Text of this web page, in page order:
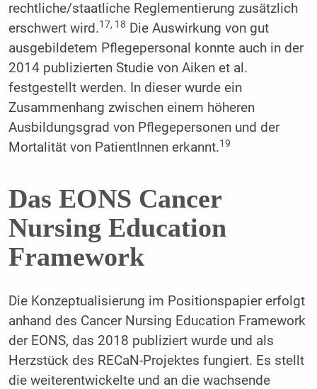
rechtliche/staatliche Reglementierung zusätzlich
erschwert wird.17, 18 Die Auswirkung von gut
ausgebildetem Pflegepersonal konnte auch in der
2014 publizierten Studie von Aiken et al.
festgestellt werden. In dieser wurde ein
Zusammenhang zwischen einem höheren
Ausbildungsgrad von Pflegepersonen und der
Mortalität von PatientInnen erkannt.19
Das EONS Cancer
Nursing Education
Framework
Die Konzeptualisierung im Positionspapier erfolgt
anhand des Cancer Nursing Education Framework
der EONS, das 2018 publiziert wurde und als
Herzstück des RECaN-Projektes fungiert. Es stellt
die weiterentwickelte und an die wachsende